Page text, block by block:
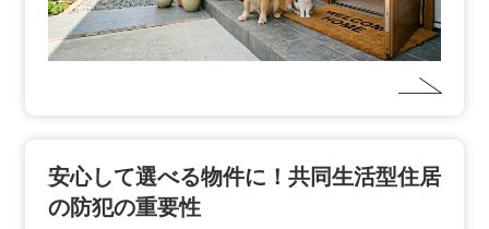
安心して選べる物件に！共同生活型住居
の防犯の重要性